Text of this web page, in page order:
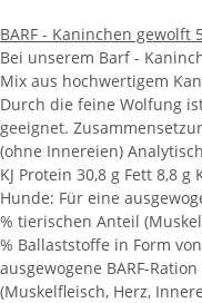
BARF - Kaninchen gewolft
Bei unserem Barf -
Mix aus hochwertigem
Durch die feine Wolfung
geeignet.
(ohne Innereien)
KJ Protein 30,8 g Fett 8,8
Hunde: Für eine
% tierischen Anteil
% Ballaststoffe in Form
ausgewogene BARF-
(Muskelfleisch, Herz,